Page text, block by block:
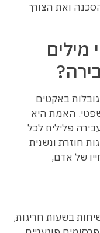
ואת הצורך
באקטים
האמת היא
פלילית לכל
ונשנית
של אדם,
בשעות חריגות,